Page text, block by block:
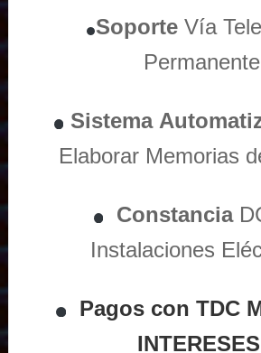
Soporte Vía
Permanente
Sistema
Elaborar Memorias
Constancia
Instalaciones
Pagos con TDC
INTERESES